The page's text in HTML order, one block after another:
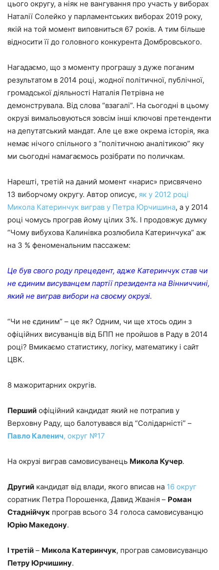
цього округу, а ніяк не вангування про участь у виборах
Наталії Солейко у парламентських виборах 2019 року,
якій на той момент виповниться 67 років. А тим більше
відносити її до головного конкурента Домбровського.
Нагадаємо, що з моменту програшу з дуже поганим
результатом в 2014 році, жодної політичної, публічної,
громадської діяльності Наталія Петрівна не
демонструвала. Від слова “взагалі”. На сьогодні в цьому
окрузі вимальовуються зовсім інші ключові претенденти
на депутатський мандат. Але це вже окрема історія, яка
немає нічого спільного з “політичною аналітикою” яку
ми сьогодні намагаємось розібрати по поличкам.
Нарешті, третій на даний момент «нарис» присвячено
13 виборчому округу. Автор описує, як у 2012 році
Микола Катеринчук виграв у Петра Юрчишина, а у 2014
році чомусь програв йому цілих 3%. І продовжує думку
“Чому вибухова Калинівка розлюбила Катеринчука” аж
на 3 % феноменальним пассажем:
Це був свого роду прецедент, адже Катеринчук став чи
не єдиним висуванцем партії президента на Вінниччині,
який не виграв вибори на своєму окрузі.
“Чи не єдиним” – це як? Одним, чи ще хтось один з
офіційних висуванців від БПП не пройшов в Раду в 2014
році? Вмикаємо статистику, логіку, математику і сайт
ЦВК.
8 мажоритарних округів.
Перший офіційний кандидат який не потрапив у
Верховну Раду, що балотувався від “Солідарністі” –
Павло Каленич, округ №17
На окрузі виграв самовисуванець Микола Кучер.
Другий кандидат від влади, якого вписав на 16 округ
соратник Петра Порошенка, Давид Жванія – Роман
Стаднійчук програв всього 34 голоса самовисуванцю
Юрію Македону.
І третій – Микола Катеринчук, програв самовисуванцю
Петру Юрчишину.